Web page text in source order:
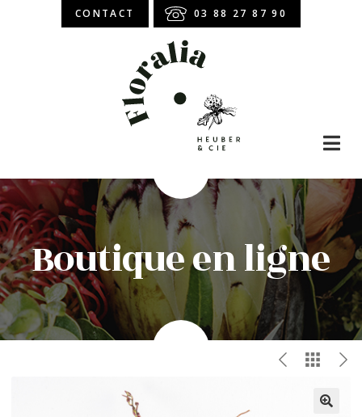
Boutique en ligne
Abonnement
Atelier Floral
Bouquet de roses
Bouquet de fleurs
CONTACT 03 88 27 87 90
Boutique en ligne